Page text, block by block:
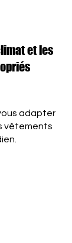
et les
adapter
vêtements